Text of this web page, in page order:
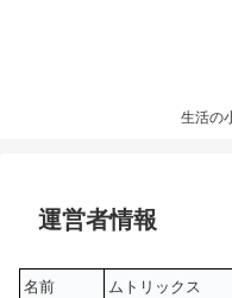
生活の
運営者情報
名前
ムトリックス